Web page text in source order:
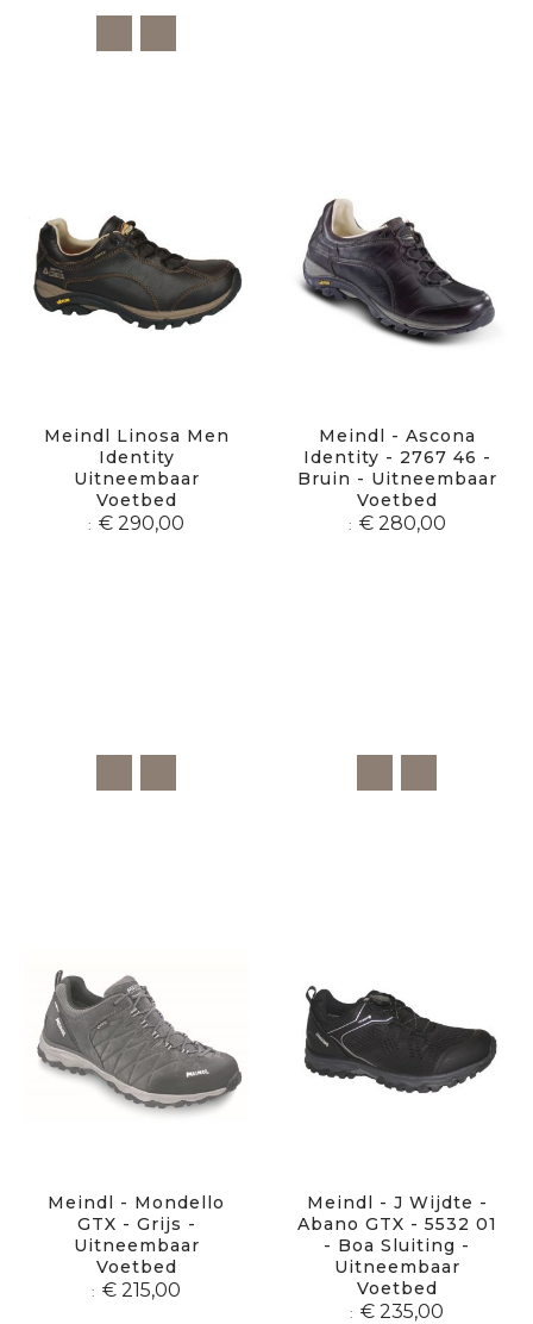
Meindl Linosa Men
Identity
Uitneembaar
Voetbed
€ 290,00
Meindl - Ascona
Identity - 2767 46 -
Bruin - Uitneembaar
Voetbed
€ 280,00
Meindl - Mondello
GTX - Grijs -
Uitneembaar
Voetbed
€ 215,00
Meindl - J Wijdte -
Abano GTX - 5532 01
- Boa Sluiting -
Uitneembaar
Voetbed
€ 235,00